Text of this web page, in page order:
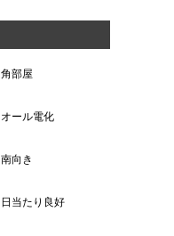
角部屋
オール電化
南向き
日当たり良好